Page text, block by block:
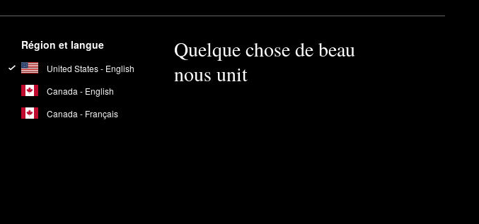
Région et langue
United States - English
Canada - English
Canada - Français
Quelque chose de beau
nous unit